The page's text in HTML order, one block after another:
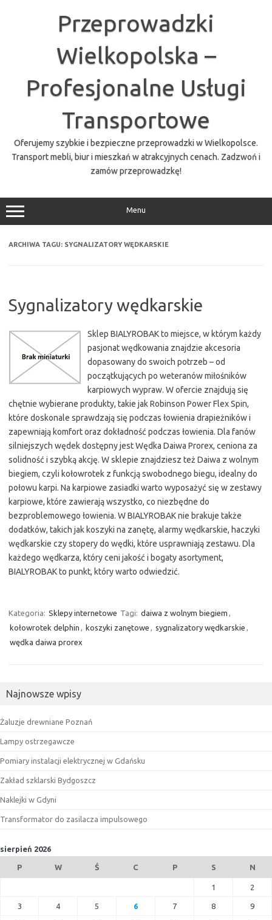
Przeprowadzki
Wielkopolska –
Profesjonalne Usługi
Transportowe
Oferujemy szybkie i bezpieczne przeprowadzki w Wielkopolsce.
Transport mebli, biur i mieszkań w atrakcyjnych cenach. Zadzwoń i
zamów przeprowadzkę!
Menu
ARCHIWA TAGU: SYGNALIZATORY WĘDKARSKIE
Sygnalizatory wędkarskie
Sklep BIALYROBAK to miejsce, w którym każdy
pasjonat wędkowania znajdzie akcesoria
dopasowany do swoich potrzeb – od
początkujących po weteranów miłośników
karpiowych wypraw. W ofercie znajdują się
chętnie wybierane produkty, takie jak Robinson Power Flex Spin,
które doskonale sprawdzają się podczas łowienia drapieżników i
zapewniają komfort oraz dokładność podczas łowienia. Dla fanów
silniejszych wędek dostępny jest Wędka Daiwa Prorex, ceniona za
solidność i szybką akcję. W sklepie znajdziesz też Daiwa z wolnym
biegiem, czyli kołowrotek z funkcją swobodnego biegu, idealny do
połowu karpi. Na karpiowe zasiadki warto wyposażyć się w zestawy
karpiowe, które zawierają wszystko, co niezbędne do
bezproblemowego łowienia. W BIALYROBAK nie brakuje także
dodatków, takich jak koszyki na zanętę, alarmy wędkarskie, haczyki
wędkarskie czy stopery do wędki, które usprawniają zestawu. Dla
każdego wędkarza, który ceni jakość i bogaty asortyment,
BIALYROBAK to punkt, który warto odwiedzić.
Kategoria: Sklepy internetowe Tagi: daiwa z wolnym biegiem ,
kołowrotek delphin , koszyki zanętowe , sygnalizatory wędkarskie ,
wędka daiwa prorex
Najnowsze wpisy
Żaluzje drewniane Poznań
Lampy ostrzegawcze
Pomiary instalacji elektrycznej w Gdańsku
Zakład szklarski Bydgoszcz
Naklejki w Gdyni
Transformator do zasilacza impulsowego
sierpień 2026
P W Ś C P S N
1 2
3 4 5 6 7 8 9